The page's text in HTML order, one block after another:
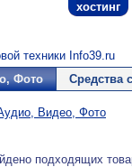
хостинг
техники Info39.ru
Фото Средства
Видео, Фото
подходящих